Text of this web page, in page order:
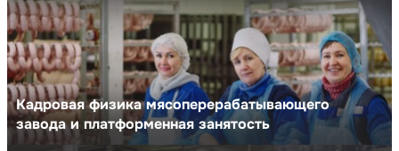
Кадровая физика мясоперерабатывающего
завода и платформенная занятость